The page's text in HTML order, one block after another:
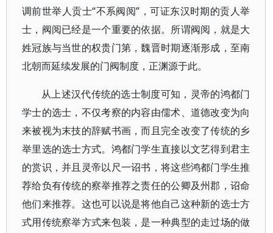
调前世举人贡士“不系阀阅”，可证东汉时期的贡人举
士，阀阅已经是一个重要的依据。所谓阀阅，就是大
姓冠族与当世的权贵门第，魏晋时期逐渐形成，至南
北朝而延续发展的门阀制度，正渊源于此。
从上述汉代传统的选士制度可知，灵帝的鸿都门
学士的选士，不仅考察的内容由儒术、道德改变为向
来被视为末技的辞赋书画，而且完全改变了传统的乡
举里选的选士方式。鸿都门学生直接以文艺得到君主
的赏识，并且灵帝以尺一诏书，将这些鸿都门学生推
荐给负有传统的察举推荐之责任的公卿及州郡，诏命
他们来推荐。这也可以说是将他自己这种新的选士方
式用传统察举方式来包装，是一种典型的走过场的做